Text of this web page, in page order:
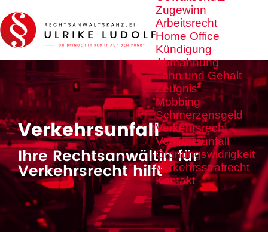
Zugewinn
Arbeitsrecht
Home Office
Kündigung
Abmahnung
Lohn und Gehalt
Zeugnis
Mobbing
Schmerzensgeld
Verkehrsrecht
Verkehrsunfall
Ordnungswidrigkeit
Verkehrsstrafrecht
Kontakt
Verkehrsunfall
Ihre Rechtsanwältin für
Verkehrsrecht hilft